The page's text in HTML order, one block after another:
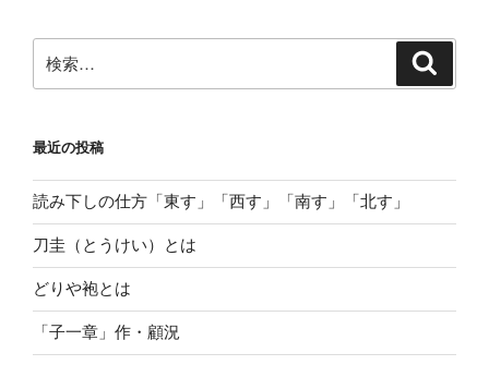
索:
最近の投稿
読み下しの仕方「東す」「西す」「南す」「北す」
刀圭（とうけい）とは
どりや袍とは
「子一章」作・顧況